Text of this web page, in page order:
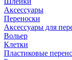
Аксессуары
Переноски
Аксессуары для
Вольер
Клетки
Пластиковые